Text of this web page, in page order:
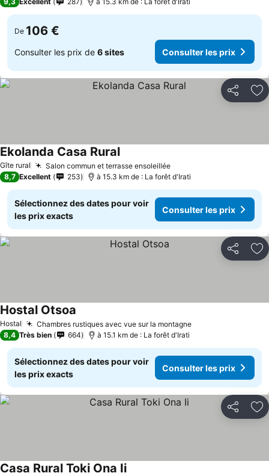
De 106 €
Consulter les prix de 6 sites Consulter les prix
Partager
Gîte rural Salon commun et terrasse ensoleillée
Ekolanda Casa Rural
8,7 Excellent 253 à 15.3 km de : La forêt d'Irati
Sélectionnez des dates pour voir
les prix exacts
Consulter les prix
Partager
Hostal Chambres rustiques avec vue sur la montagne
Hostal Otsoa
8,4 Très bien 664 à 15.1 km de : La forêt d'Irati
Sélectionnez des dates pour voir
les prix exacts
Consulter les prix
Partager
Casa Rural Toki Ona Ii